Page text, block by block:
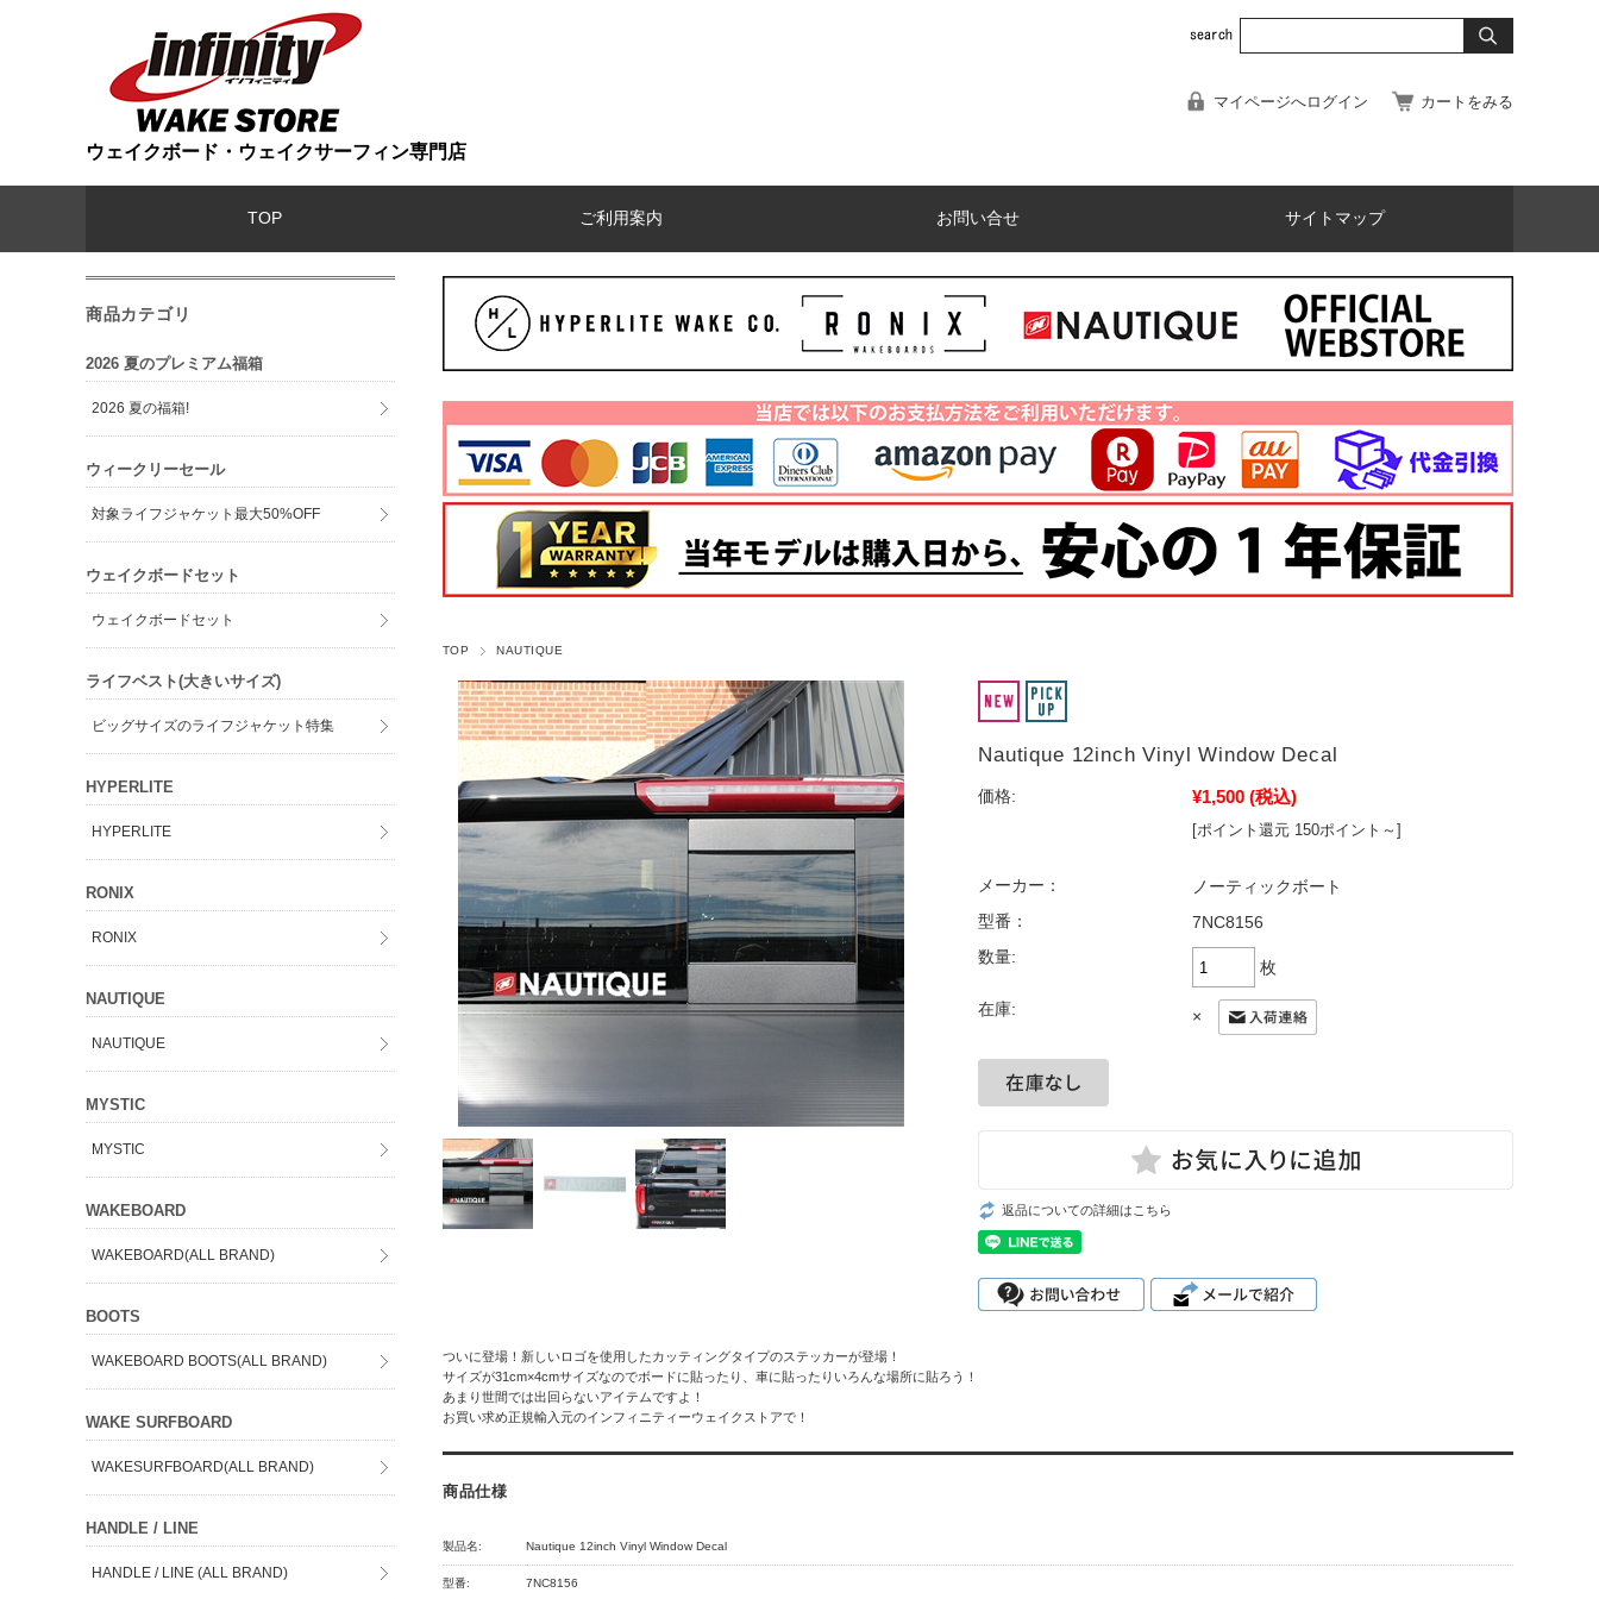
ウェイクボード・ウェイクサーフィン専門店
マイページへログイン カートをみる
TOP ご利用案内 お問い合せ サイトマップ
TOP NAUTIQUE
Nautique 12inch Vinyl Window Decal
価格: ¥1,500 (税込)
[ポイント還元 150ポイント～]
メーカー：
ノーティックボート
型番：
7NC8156
数量:
枚
在庫: ×
返品についての詳細はこちら
ついに登場！新しいロゴを使用したカッティングタイプのステッカーが登場！
サイズが31cm×4cmサイズなのでボードに貼ったり、車に貼ったりいろんな場所に貼ろう！
あまり世間では出回らないアイテムですよ！
お買い求め正規輸入元のインフィニティーウェイクストアで！
商品仕様
製品名: Nautique 12inch Vinyl Window Decal
型番: 7NC8156
商品カテゴリ
2026 夏のプレミアム福箱
2026 夏の福箱!
ウィークリーセール
対象ライフジャケット最大50%OFF
ウェイクボードセット
ウェイクボードセット
ライフベスト(大きいサイズ)
ビッグサイズのライフジャケット特集
HYPERLITE
HYPERLITE
RONIX
RONIX
NAUTIQUE
NAUTIQUE
MYSTIC
MYSTIC
WAKEBOARD
WAKEBOARD(ALL BRAND)
BOOTS
WAKEBOARD BOOTS(ALL BRAND)
WAKE SURFBOARD
WAKESURFBOARD(ALL BRAND)
HANDLE / LINE
HANDLE / LINE (ALL BRAND)